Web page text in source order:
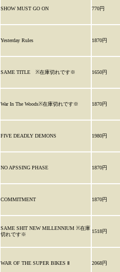
SHOW MUST GO ON 770円
Yesterday Rules 1870円
SAME TITLE ※在庫切れです※ 1650円
War In The Woods※在庫切れです※ 1870円
FIVE DEADLY DEMONS 1980円
NO APSSING PHASE 1870円
COMMITMENT 1870円
SAME SHIT NEW MILLENNIUM ※在庫
切れです※
1518円
WAR OF THE SUPER BIKES Ⅱ 2068円